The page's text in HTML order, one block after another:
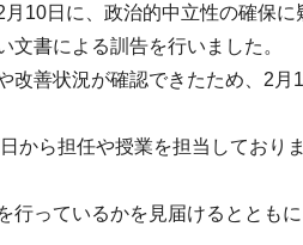
10日に、政治的中立性の確保
文書による訓告を行いました。
改善状況が確認できたため、2
から担任や授業を担当してお
行っているかを見届けるととも